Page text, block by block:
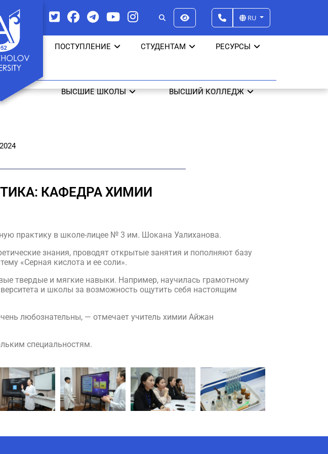
RU
ПОСТУПЛЕНИЕ СТУДЕНТАМ РЕСУРСЫ
ВЫСШИЕ ШКОЛЫ ВЫСШИЙ КОЛЛЕДЖ
КАФЕДРА ХИМИИ
практику в школе-лицее № 3 им. Шокана Уалиханова.
знания, проводят открытые занятия и пополняют базу
«Серная кислота и ее соли».
твердые и мягкие навыки. Например, научилась грамотному
и школы за возможность ощутить себя настоящим
любознательны, — отмечает учитель химии Айжан
специальностям.
AI-Talapker